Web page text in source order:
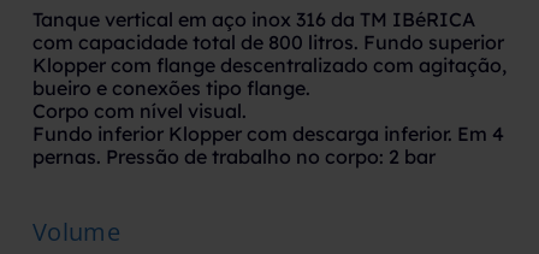
Tanque vertical em aço inox 316 da TM IBéRICA
com capacidade total de 800 litros. Fundo superior
Klopper com flange descentralizado com agitação,
bueiro e conexões tipo flange.
Corpo com nível visual.
Fundo inferior Klopper com descarga inferior. Em 4
pernas. Pressão de trabalho no corpo: 2 bar
Volume